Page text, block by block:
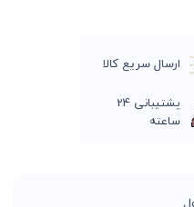
ارسال سریع کالا
پشتیبانی 24
ساعته